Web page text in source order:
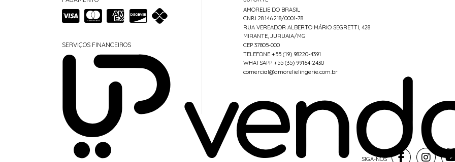
SERVIÇOS FINANCEIROS
AMORELIE DO BRASIL
CNPJ 28.146.218/0001-78
RUA VEREADOR ALBERTO MÁRIO SEGRETTI, 428
MIRANTE, JURUAIA/MG
CEP 37805-000
TELEFONE +55 (19) 98220-4391
WHATSAPP +55 (35) 99164-2430
comercial@amorelielingerie.com.br